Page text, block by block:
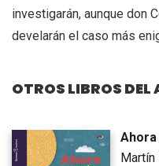
investigarán, aunque don
develarán el caso más
OTROS LIBROS DEL
Ahora
Martín